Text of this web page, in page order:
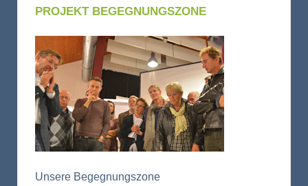
PROJEKT BEGEGNUNGSZONE
Unsere Begegnungszone